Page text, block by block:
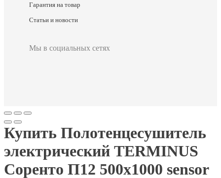
Гарантия на товар
Статьи и новости
Мы в социальных сетях
Купить Полотенцесушитель
электрический TERMINUS
Соренто П12 500х1000 sensor